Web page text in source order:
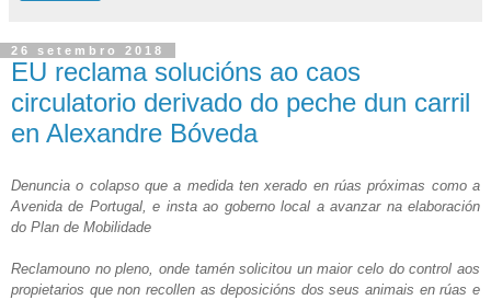
26 setembro 2018
EU reclama solucións ao caos
circulatorio derivado do peche dun carril
en Alexandre Bóveda
Denuncia o colapso que a medida ten xerado en rúas próximas como a
Avenida de Portugal, e insta ao goberno local a avanzar na elaboración
do Plan de Mobilidade
Reclamouno no pleno, onde tamén solicitou un maior celo do control aos
propietarios que non recollen as deposicións dos seus animais en rúas e